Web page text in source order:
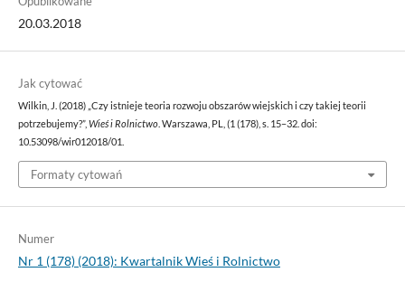
20.03.2018
Jak cytować
Wilkin, J. (2018) „Czy istnieje teoria rozwoju obszarów wiejskich i czy takiej teorii
potrzebujemy?”, Wieś i Rolnictwo. Warszawa, PL, (1 (178), s. 15–32. doi:
10.53098/wir012018/01.
Formaty cytowań
Numer
Nr 1 (178) (2018): Kwartalnik Wieś i Rolnictwo